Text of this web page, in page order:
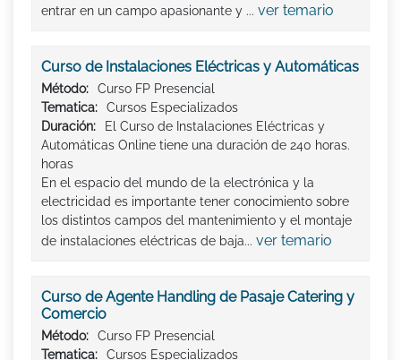
entrar en un campo apasionante y ... ver temario
Curso de Instalaciones Eléctricas y Automáticas
Método:
Curso FP Presencial
Tematica:
Cursos Especializados
Duración:
El Curso de Instalaciones Eléctricas y
Automáticas Online tiene una duración de 240 horas.
horas
En el espacio del mundo de la electrónica y la
electricidad es importante tener conocimiento sobre
los distintos campos del mantenimiento y el montaje
de instalaciones eléctricas de baja... ver temario
Curso de Agente Handling de Pasaje Catering y
Comercio
Método:
Curso FP Presencial
Tematica:
Cursos Especializados